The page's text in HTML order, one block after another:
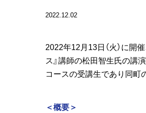
2022.12.02
2022年12月13日（火）に開
ス』講師の松田智生氏の講
コースの受講生であり同町
＜概要＞